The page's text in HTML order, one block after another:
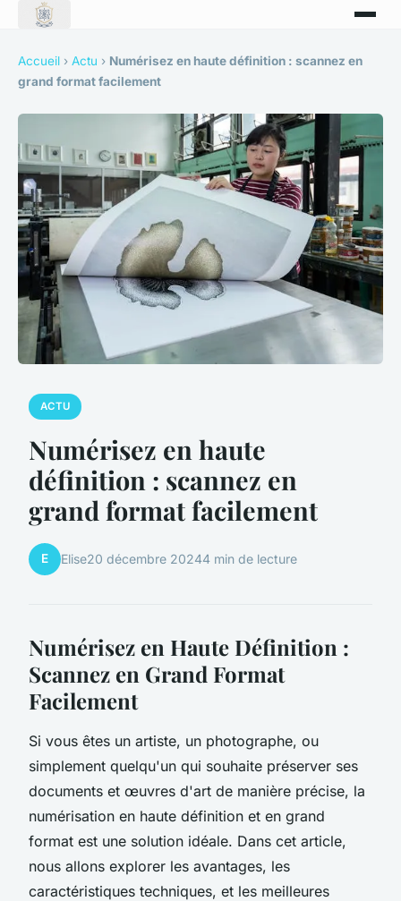
Accueil › Actu › Numérisez en haute définition : scannez en
grand format facilement
ACTU
Numérisez en haute
définition : scannez en
grand format facilement
E Elise20 décembre 20244 min de lecture
Numérisez en Haute Définition :
Scannez en Grand Format
Facilement
Si vous êtes un artiste, un photographe, ou
simplement quelqu'un qui souhaite préserver ses
documents et œuvres d'art de manière précise, la
numérisation en haute définition et en grand
format est une solution idéale. Dans cet article,
nous allons explorer les avantages, les
caractéristiques techniques, et les meilleures